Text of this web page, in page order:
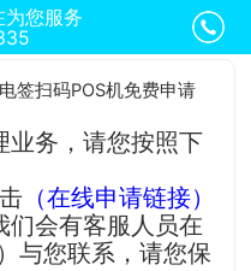
为您服务
签扫码POS机免费申请
业务，请您按照下
（在线申请链接）
们会有客服人员在
与您联系，请您保